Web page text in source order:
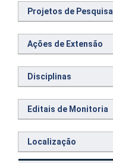
Projetos de Pesquisa
Ações de Extensão
Disciplinas
Editais de Monitoria
Localização